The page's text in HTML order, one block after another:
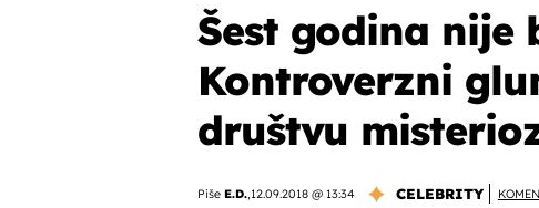
Šest godina nije
Kontroverzni
društvu
Piše E.D.,12.09.2018 @ 13:34 CELEBRITY